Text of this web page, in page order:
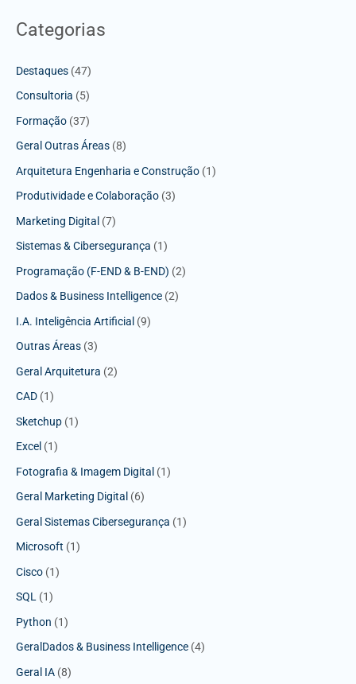
Categorias
Destaques (47)
Consultoria (5)
Formação (37)
Geral Outras Áreas (8)
Arquitetura Engenharia e Construção (1)
Produtividade e Colaboração (3)
Marketing Digital (7)
Sistemas & Cibersegurança (1)
Programação (F-END & B-END) (2)
Dados & Business Intelligence (2)
I.A. Inteligência Artificial (9)
Outras Áreas (3)
Geral Arquitetura (2)
CAD (1)
Sketchup (1)
Excel (1)
Fotografia & Imagem Digital (1)
Geral Marketing Digital (6)
Geral Sistemas Cibersegurança (1)
Microsoft (1)
Cisco (1)
SQL (1)
Python (1)
GeralDados & Business Intelligence (4)
Geral IA (8)